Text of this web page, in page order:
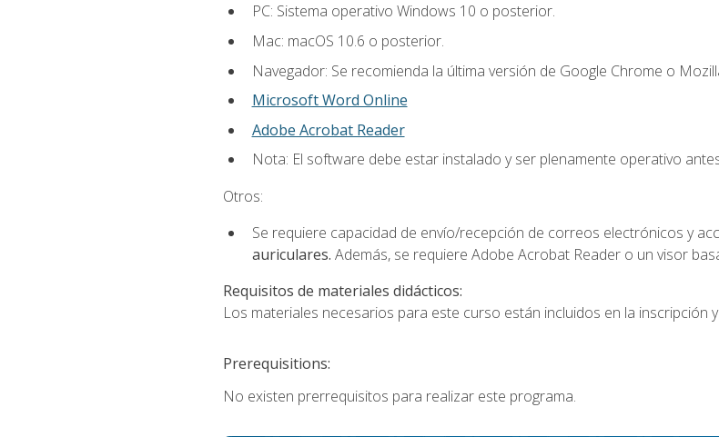
PC: Sistema operativo Windows 10 o posterior.
Mac: macOS 10.6 o posterior.
Navegador: Se recomienda la última versión de Google Chrome o
Microsoft Word Online
Adobe Acrobat Reader
Nota: El software debe estar instalado y ser plenamente operativo
Otros:
Se requiere capacidad de envío/recepción de correos electrónicos y
auriculares. Además, se requiere Adobe Acrobat Reader o un visor
Requisitos de materiales didácticos:
Los materiales necesarios para este curso están incluidos en la inscripción
Prerequisitions:
No existen prerrequisitos para realizar este programa.